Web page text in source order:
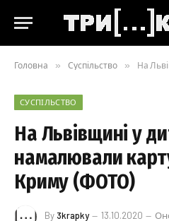
Головна » Суспільство » На Львівщині
СУСПІЛЬСТВО
На Львівщині у
намалювали
Криму (ФОТО)
By 3krapky 13.10.2020